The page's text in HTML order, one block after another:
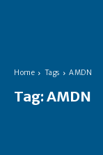
Home Tags AMDN
Tag: AMDN